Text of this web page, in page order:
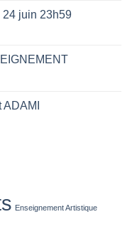
24 juin 23h59
Enseignement Artistique